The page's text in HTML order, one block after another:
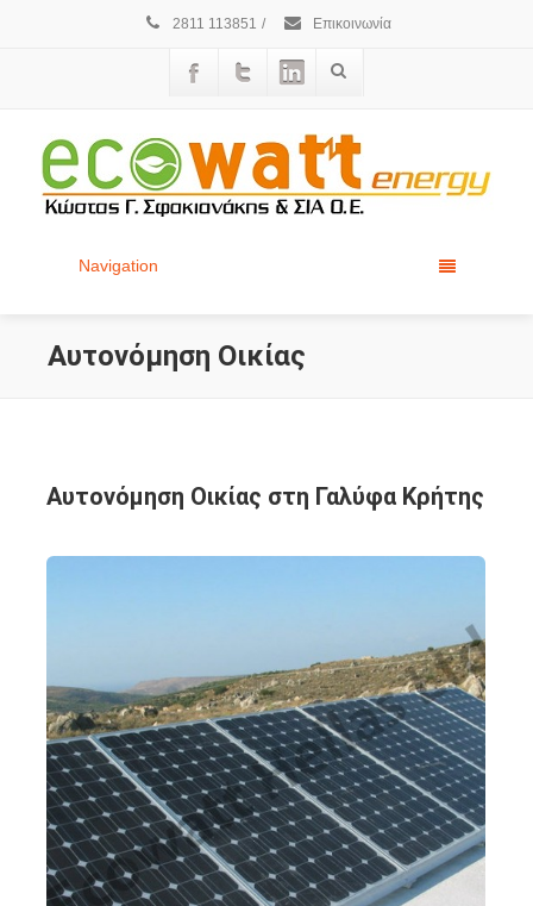
2811 113851 / Επικοινωνία
Navigation
Αυτονόμηση Οικίας
Αυτονόμηση Οικίας στη Γαλύφα Κρήτης